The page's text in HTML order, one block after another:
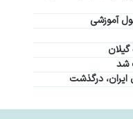
آموزشی
شد
ایران، درگذشت